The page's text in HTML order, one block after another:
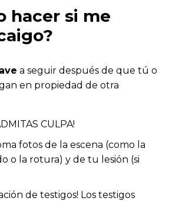
hacer si me
a seguir después de que tú o
en propiedad de otra
CULPA!
fotos de la escena (como la
o la rotura) y de tu lesión (si
de testigos! Los testigos